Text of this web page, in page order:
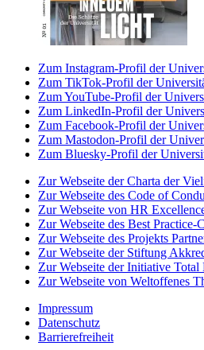
Zum Instagram-Profil der
Zum TikTok-Profil der
Zum YouTube-Profil der
Zum LinkedIn-Profil der
Zum Facebook-Profil der
Zum Mastodon-Profil der
Zum Bluesky-Profil der
Zur Webseite der Charta der
Zur Webseite des Code of
Zur Webseite von HR
Zur Webseite des Best
Zur Webseite des Projekts
Zur Webseite der Stiftung
Zur Webseite der Initiative
Zur Webseite von Weltoffenes
Impressum
Datenschutz
Barrierefreiheit